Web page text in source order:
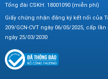
Tổng đài CSKH: 18001090 (miễn phí)
Giấy chứng nhận đăng ký kết nối của
209/GCN-CVT ngày 06/05/2025, cấp
ngày 25/03/2030